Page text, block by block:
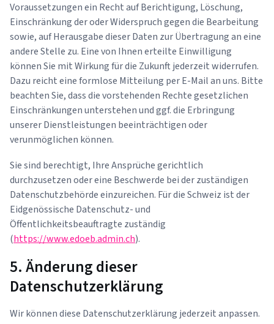
Voraussetzungen ein Recht auf Berichtigung, Löschung,
Einschränkung der oder Widerspruch gegen die Bearbeitung
sowie, auf Herausgabe dieser Daten zur Übertragung an eine
andere Stelle zu. Eine von Ihnen erteilte Einwilligung
können Sie mit Wirkung für die Zukunft jederzeit widerrufen.
Dazu reicht eine formlose Mitteilung per E-Mail an uns. Bitte
beachten Sie, dass die vorstehenden Rechte gesetzlichen
Einschränkungen unterstehen und ggf. die Erbringung
unserer Dienstleistungen beeinträchtigen oder
verunmöglichen können.
Sie sind berechtigt, Ihre Ansprüche gerichtlich
durchzusetzen oder eine Beschwerde bei der zuständigen
Datenschutzbehörde einzureichen. Für die Schweiz ist der
Eidgenössische Datenschutz- und
Öffentlichkeitsbeauftragte zuständig
(https://www.edoeb.admin.ch).
5. Änderung dieser
Datenschutzerklärung
Wir können diese Datenschutzerklärung jederzeit anpassen.